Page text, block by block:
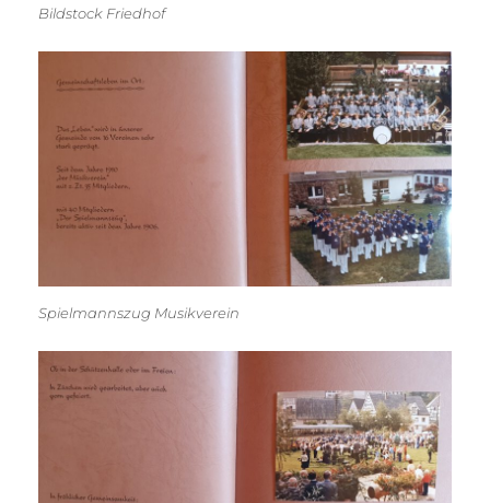
Bildstock Friedhof
Spielmannszug Musikverein